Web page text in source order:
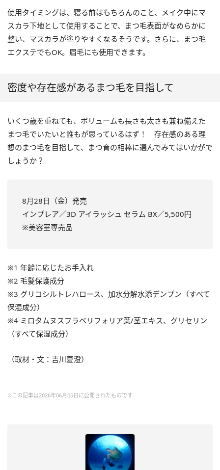
使用タイミングは、寝る前はもちろんのこと、メイク中にマ
スカラ下地として使用することで、まつ毛表面がなめらかに
整い、マスカラが塗りやすくなるそうです。さらに、まつ毛
エクステでもOK。眉毛にも使用できます。
密度や存在感があるまつ毛を目指して
いくつ歳を重ねても、ボリュームも長さも太さも兼ね備えた
まつ毛でいたいと誰もが思っているはず！ 存在感のある理
想のまつ毛を目指して、まつ育の相棒に選んでみてはいかがで
しょうか？
8月28日（金）発売
インプレア／3D アイラッシュ セラム BX／5,500円
※美容室専売品
※1 年齢に応じたお手入れ
※2 毛髪保護成分
※3 グリコシルトレハロース、加水分解水添デンプン（すべて
保湿成分）
※4 ミロタムヌスフラベリフォリア葉/茎エキス、グリセリン
（すべて保湿成分）
（取材・文：吉川夏澄）
※この記事は2026年06月05日に公開されたものです